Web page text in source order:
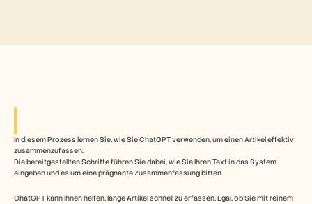
In diesem Prozess lernen Sie, wie Sie ChatGPT verwenden, um einen Artikel effektiv
zusammenzufassen.
Die bereitgestellten Schritte führen Sie dabei, wie Sie Ihren Text in das System
eingeben und es um eine prägnante Zusammenfassung bitten.
ChatGPT kann Ihnen helfen, lange Artikel schnell zu erfassen. Egal, ob Sie mit reinem
Kundengeschichten
Produktmarketing
Training
See more